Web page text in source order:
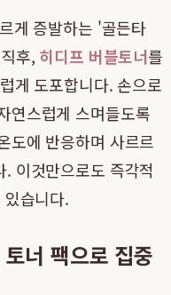
게 증발하는 '골든타
후, 히디프 버블토너를
게 도포합니다. 손으로
연스럽게 스며들도록
도에 반응하며 사르르
이것만으로도 즉각적
습니다.
너 팩으로 집중